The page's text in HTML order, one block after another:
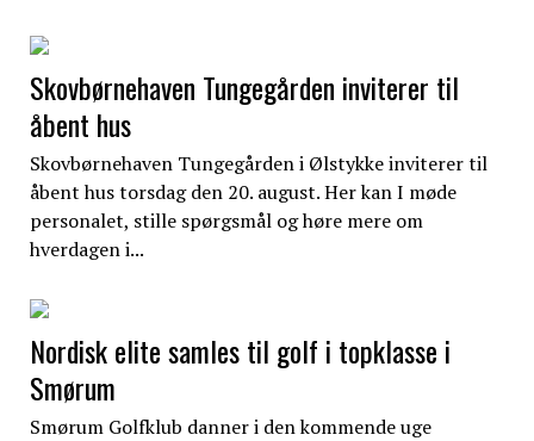
Skovbørnehaven Tungegården inviterer til
åbent hus
Skovbørnehaven Tungegården i Ølstykke inviterer til
åbent hus torsdag den 20. august. Her kan I møde
personalet, stille spørgsmål og høre mere om
hverdagen i...
Nordisk elite samles til golf i topklasse i
Smørum
Smørum Golfklub danner i den kommende uge